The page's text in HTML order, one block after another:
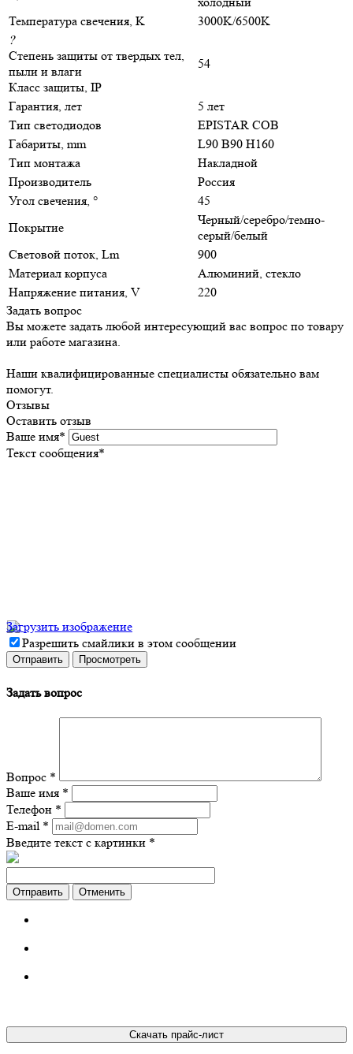
Температура свечения, K
3000K/6500K
?
Степень защиты от твердых тел,
пыли и влаги
Класс защиты, IP
54
Гарантия, лет
5 лет
Тип светодиодов
EPISTAR COB
Габариты, mm
L90 B90 H160
Тип монтажа
Накладной
Производитель
Россия
Угол свечения, °
45
Покрытие
Черный/серебро/темно-
серый/белый
Световой поток, Lm
900
Материал корпуса
Алюминий, стекло
Напряжение питания, V
220
Задать вопрос
Вы можете задать любой интересующий вас вопрос по товару
или работе магазина.
Наши квалифицированные специалисты обязательно вам
помогут.
Отзывы
Оставить отзыв
Ваше имя*
Текст сообщения*
Загрузить изображение
Разрешить смайлики в этом сообщении
Задать вопрос
Вопрос *
Ваше имя *
Телефон *
E-mail *
Введите текст с картинки *
Отменить
Скачать прайс-лист